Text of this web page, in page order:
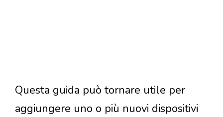
Questa guida può tornare utile per
aggiungere uno o più nuovi dispositivi